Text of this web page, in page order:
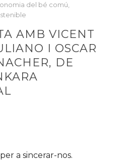
del bé comú
AMB VICENT
I OSCAR
DE
a sincerar-nos.